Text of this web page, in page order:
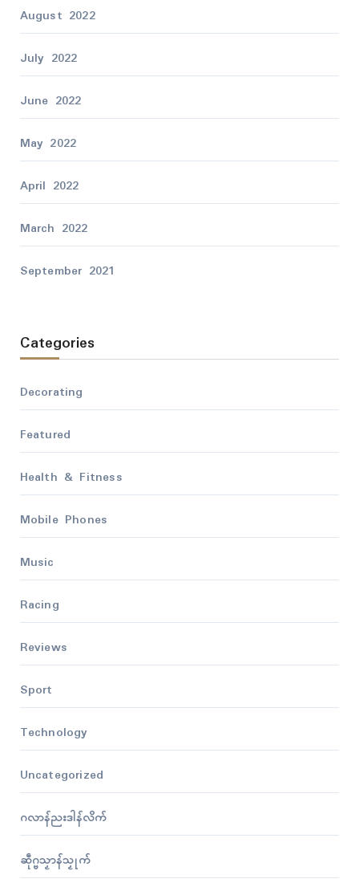
August 2022
July 2022
June 2022
May 2022
April 2022
March 2022
September 2021
Categories
Decorating
Featured
Health & Fitness
Mobile Phones
Music
Racing
Reviews
Sport
Technology
Uncategorized
ဂလာန်ညးဒါန်လိက်
ဆဵုဂ္ဗသၟာန်သၟုက်